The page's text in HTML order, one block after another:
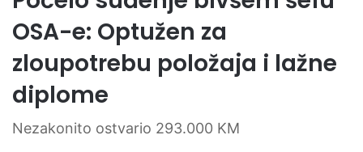
OSA-e: Optužen za
zloupotrebu položaja i lažne
diplome
Nezakonito ostvario 293.000 KM